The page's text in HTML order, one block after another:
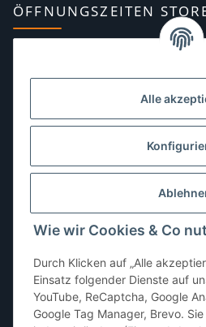
Alle
Wie wir Cookies & Co
Durch Klicken auf „Alle
Einsatz folgender Dienste auf
YouTube, ReCaptcha, Google
Google Tag Manager, Brevo.
ÖFFNUNGSZEITEN
10:00–13:00, 14:00–18:00
Dienstag:10:00–13:00, 14:00–16:00
10:00–13:00 Uhr
Freitag:10:00–13:00, 14:00–18:00
Sonntag: geschlossen